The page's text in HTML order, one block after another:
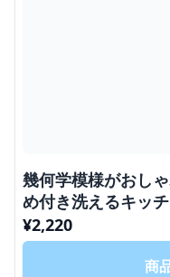
幾何学模様がおし
め付き洗えるキッ
¥2,220
商